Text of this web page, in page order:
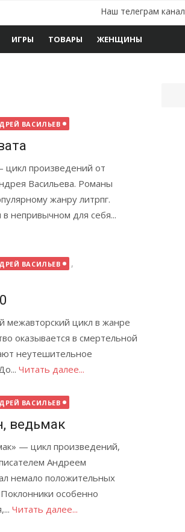
Наш телеграм канал
ИГРЫ ТОВАРЫ ЖЕНЩИНЫ
ВАСИЛЬЕВ
цикл произведений от
Васильева. Романы
жанру литрпг.
непривычном для себя...
ВАСИЛЬЕВ ,
межавторский цикл в жанре
оказывается в смертельной
неутешительное
Читать далее...
ВАСИЛЬЕВ
ведьмак
— цикл произведений,
Андреем
немало положительных
особенно
Читать далее...